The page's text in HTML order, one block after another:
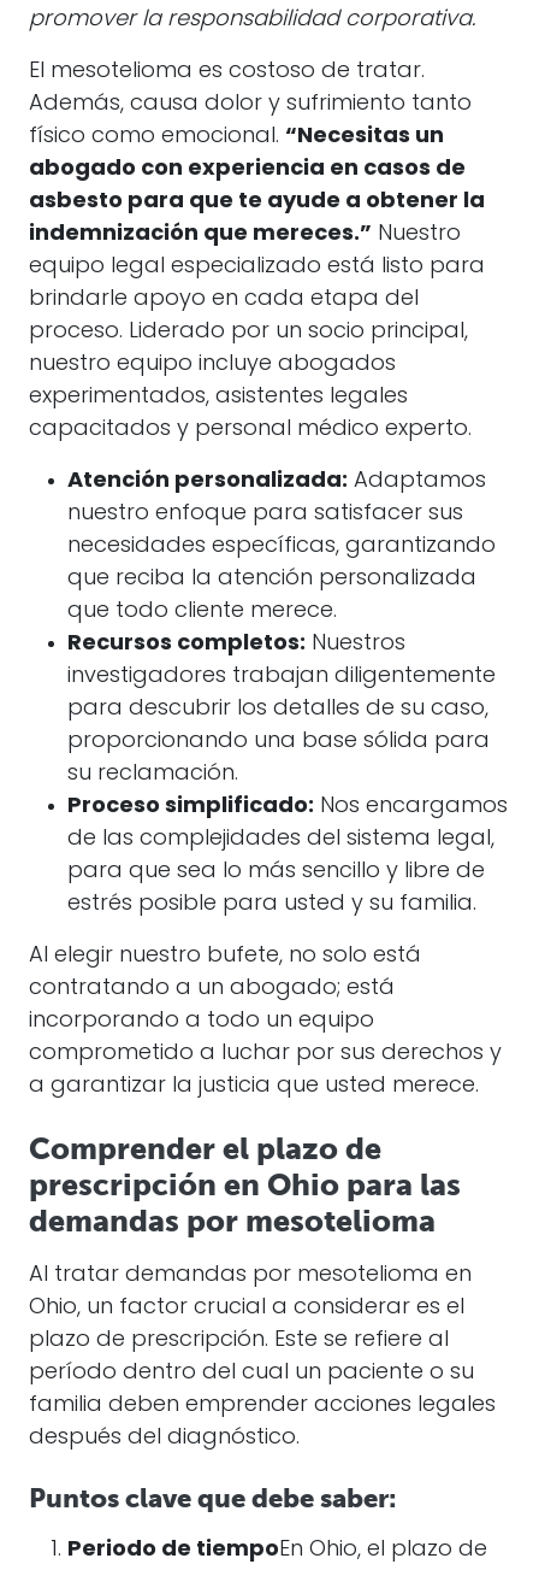
promover la responsabilidad corporativa.
El mesotelioma es costoso de tratar.
Además, causa dolor y sufrimiento tanto
físico como emocional. “Necesitas un
abogado con experiencia en casos de
asbesto para que te ayude a obtener la
indemnización que mereces.” Nuestro
equipo legal especializado está listo para
brindarle apoyo en cada etapa del
proceso. Liderado por un socio principal,
nuestro equipo incluye abogados
experimentados, asistentes legales
capacitados y personal médico experto.
Atención personalizada: Adaptamos
nuestro enfoque para satisfacer sus
necesidades específicas, garantizando
que reciba la atención personalizada
que todo cliente merece.
Recursos completos: Nuestros
investigadores trabajan diligentemente
para descubrir los detalles de su caso,
proporcionando una base sólida para
su reclamación.
Proceso simplificado: Nos encargamos
de las complejidades del sistema legal,
para que sea lo más sencillo y libre de
estrés posible para usted y su familia.
Al elegir nuestro bufete, no solo está
contratando a un abogado; está
incorporando a todo un equipo
comprometido a luchar por sus derechos y
a garantizar la justicia que usted merece.
Comprender el plazo de
prescripción en Ohio para las
demandas por mesotelioma
Al tratar demandas por mesotelioma en
Ohio, un factor crucial a considerar es el
plazo de prescripción. Este se refiere al
período dentro del cual un paciente o su
familia deben emprender acciones legales
después del diagnóstico.
Puntos clave que debe saber:
Periodo de tiempoEn Ohio, el plazo de